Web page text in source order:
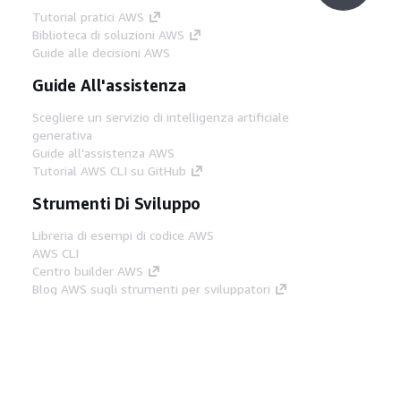
Tutorial pratici AWS
Biblioteca di soluzioni AWS
Guide alle decisioni AWS
Guide All'assistenza
Scegliere un servizio di intelligenza artificiale
generativa
Guide all'assistenza AWS
Tutorial AWS CLI su GitHub
Strumenti Di Sviluppo
Libreria di esempi di codice AWS
AWS CLI
Centro builder AWS
Blog AWS sugli strumenti per sviluppatori